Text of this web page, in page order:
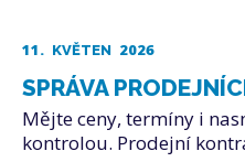
11. KVĚTEN 2026
SPRÁVA
Mějte ceny, termíny i
kontrolou. Prodejní